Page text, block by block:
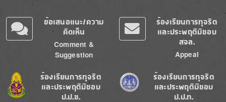
ข้อเสนอแนะ/ความ
คิดเห็น
Comment &
Suggestion
ร้องเรียนการทุจริต
และประพฤติมิชอบ
สจล.
Appeal
Image
ร้องเรียนการทุจริต
และประพฤติมิชอบ
ป.ป.ช.
Image
ร้องเรียนการทุจริต
และประพฤติมิชอบ
ป.ป.ท.